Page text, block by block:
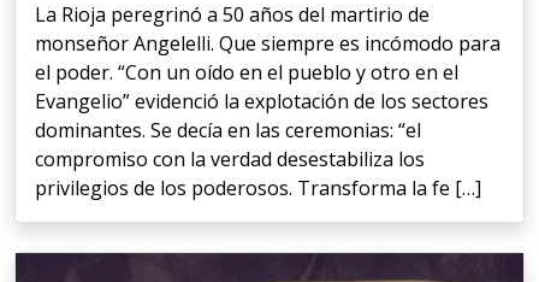
La Rioja peregrinó a 50 años del martirio de
monseñor Angelelli. Que siempre es incómodo para
el poder. “Con un oído en el pueblo y otro en el
Evangelio” evidenció la explotación de los sectores
dominantes. Se decía en las ceremonias: “el
compromiso con la verdad desestabiliza los
privilegios de los poderosos. Transforma la fe […]